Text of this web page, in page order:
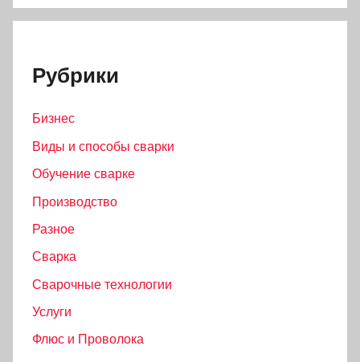
Рубрики
Бизнес
Виды и способы сварки
Обучение сварке
Производство
Разное
Сварка
Сварочные технологии
Услуги
Флюс и Проволока